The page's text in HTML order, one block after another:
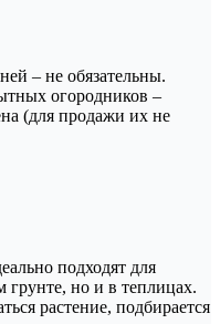
– не обязательны.
огородников –
(для продажи их не
подходят для
но и в теплицах.
растение, подбирается